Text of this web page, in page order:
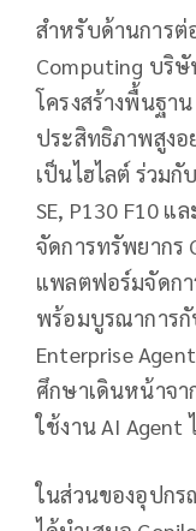
สำหรับด้านการต่
Computing บริษั
โครงสร้างพื้นฐา
ประสิทธิภาพสูงอ
เป็นไฮไลต์ ร่วมกั
SE, P130 F10 แ
จัดการทรัพยากร
แพลตฟอร์มจัดกา
พร้อมบูรณาการกั
Enterprise
ศึกษาเดินหน้าจา
ใช้งาน AI Agent
ในส่วนของอุปกร